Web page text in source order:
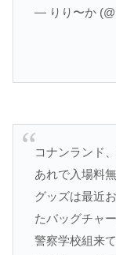
— りり〜か
コナンランド
あれで入場料
グッズは最近
たバッグチャ
警察学校組来